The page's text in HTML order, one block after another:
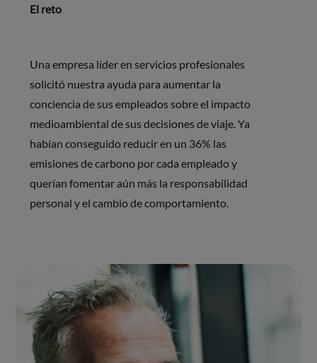
El reto
Una empresa líder en servicios profesionales
solicitó nuestra ayuda para aumentar la
conciencia de sus empleados sobre el impacto
medioambiental de sus decisiones de viaje. Ya
habían conseguido reducir en un 36% las
emisiones de carbono por cada empleado y
querían fomentar aún más la responsabilidad
personal y el cambio de comportamiento.